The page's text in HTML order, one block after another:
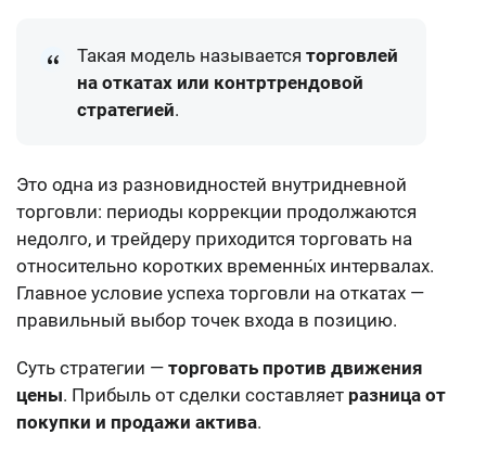
Такая модель называется торговлей
на откатах или контртрендовой
стратегией.
Это одна из разновидностей внутридневной
торговли: периоды коррекции продолжаются
недолго, и трейдеру приходится торговать на
относительно коротких временны́х интервалах.
Главное условие успеха торговли на откатах —
правильный выбор точек входа в позицию.
Суть стратегии — торговать против движения
цены. Прибыль от сделки составляет разница от
покупки и продажи актива.